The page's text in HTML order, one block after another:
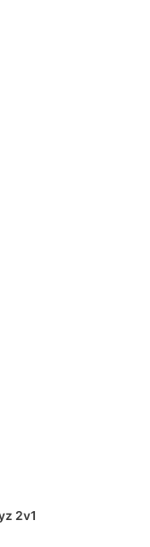
2v1